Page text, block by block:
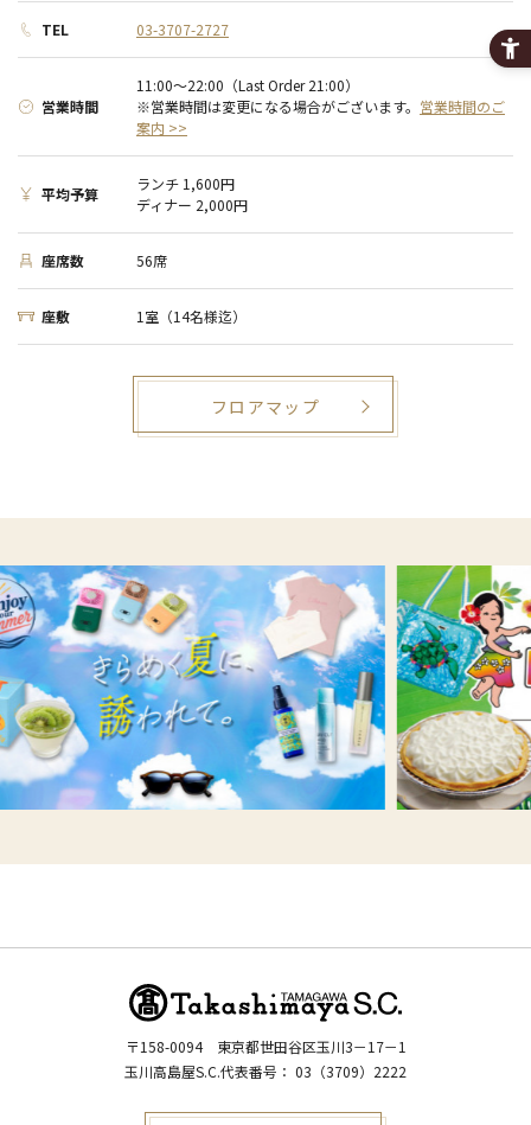
TEL 03-3707-2727
営業時間
11:00～22:00（Last Order 21:00）
※営業時間は変更になる場合がございます。 営業時間のご
案内 >>
平均予算
ランチ 1,600円
ディナー 2,000円
座席数 56席
座敷 1室（14名様迄）
フロアマップ
〒158-0094 東京都世田谷区玉川3－17－1
玉川高島屋S.C.代表番号： 03（3709）2222